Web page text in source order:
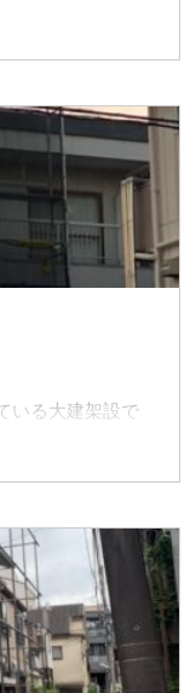
ださい！よろし
いる大建架設で
の応援に行って